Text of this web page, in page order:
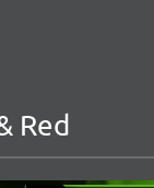
Red